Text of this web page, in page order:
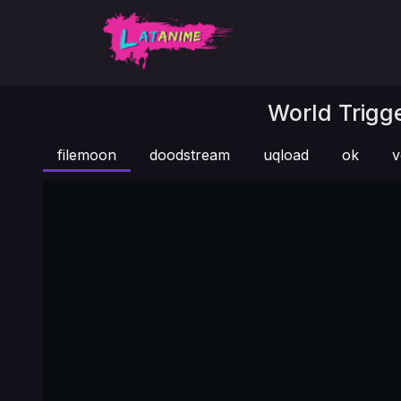
World
filemoon doodstream uqload ok